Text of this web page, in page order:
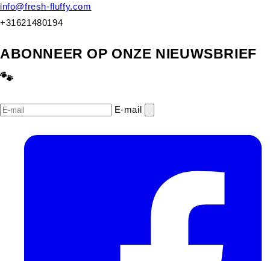
info@fresh-fluffy.com
+31621480194
ABONNEER OP ONZE NIEUWSBRIEF
🐾
E‑mail